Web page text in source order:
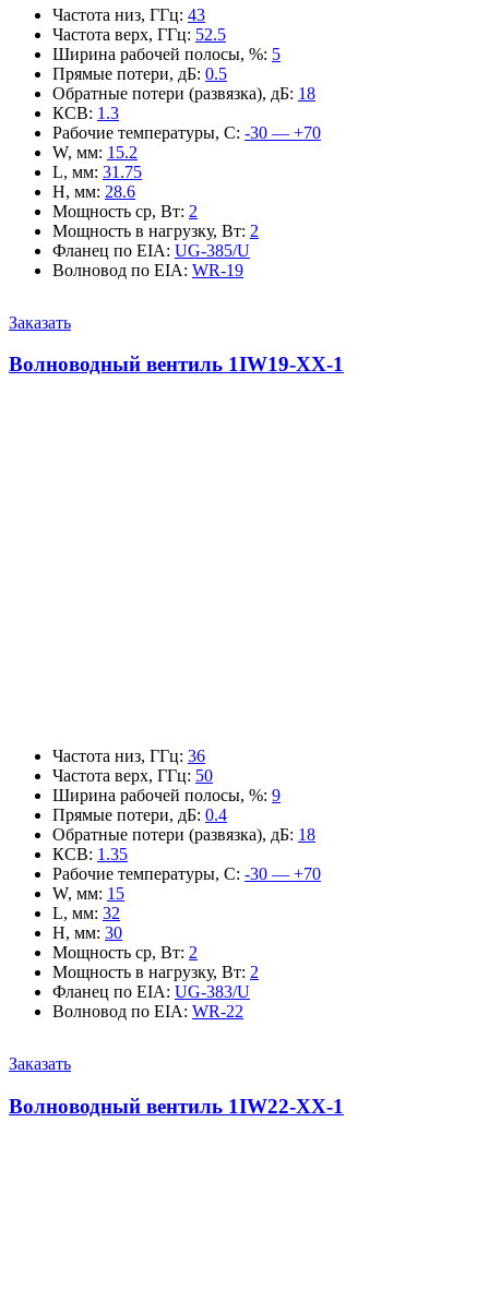
Частота низ, ГГц: 43
Частота верх, ГГц: 52.5
Ширина рабочей полосы, %: 5
Прямые потери, дБ: 0.5
Обратные потери (развязка), дБ: 18
КСВ: 1.3
Рабочие температуры, С: -30 — +70
W, мм: 15.2
L, мм: 31.75
H, мм: 28.6
Мощность ср, Вт: 2
Мощность в нагрузку, Вт: 2
Фланец по EIA: UG-385/U
Волновод по EIA: WR-19
Заказать
Волноводный вентиль 1IW19-XX-1
Частота низ, ГГц: 36
Частота верх, ГГц: 50
Ширина рабочей полосы, %: 9
Прямые потери, дБ: 0.4
Обратные потери (развязка), дБ: 18
КСВ: 1.35
Рабочие температуры, С: -30 — +70
W, мм: 15
L, мм: 32
H, мм: 30
Мощность ср, Вт: 2
Мощность в нагрузку, Вт: 2
Фланец по EIA: UG-383/U
Волновод по EIA: WR-22
Заказать
Волноводный вентиль 1IW22-XX-1